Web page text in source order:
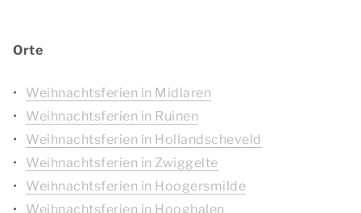
Orte
Weihnachtsferien in Midlaren
Weihnachtsferien in Ruinen
Weihnachtsferien in Hollandscheveld
Weihnachtsferien in Zwiggelte
Weihnachtsferien in Hoogersmilde
Weihnachtsferien in Hooghalen